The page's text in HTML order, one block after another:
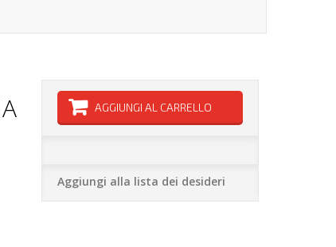
AGGIUNGI AL CARRELLO
Aggiungi alla lista dei desideri